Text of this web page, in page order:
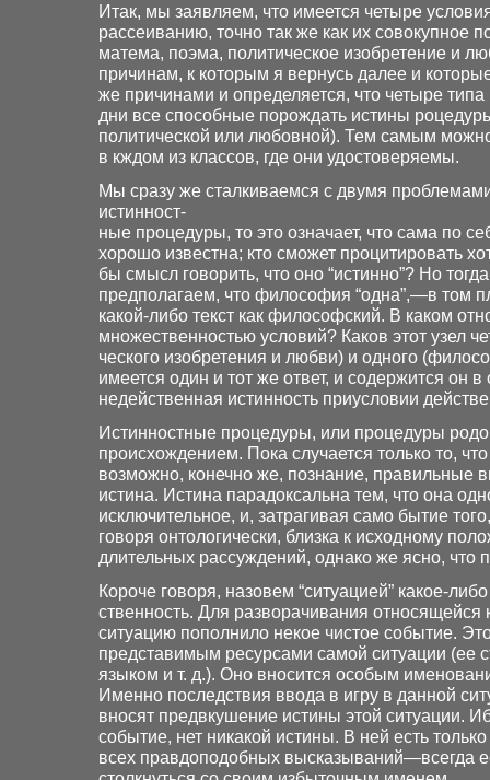
Итак, мы заявляем, что имеется четыре
рассеиванию, точно так же как их совокупное
матема, поэма, политическое изобретение
причинам, к которым я вернусь далее и
же причинами и определяется, что четыре
дни все способные порождать истины
политической или любовной). Тем самым
в кждом из классов, где они удостоверяемы.
Мы сразу же сталкиваемся с двумя
истинност-
ные процедуры, то это означает, что сама по
хорошо известна; кто сможет процитировать
бы смысл говорить, что оно “истинно”? Но
предполагаем, что философия “одна”,—в том
какой-либо текст как философский. В каком
множественностью условий? Каков этот
ческого изобретения и любви) и одного
имеется один и тот же ответ, и содержится он
недейственная истинность приусловии
Истинностные процедуры, или процедуры
происхождением. Пока случается только то,
возможно, конечно же, познание, правильные
истина. Истина парадоксальна тем, что она
исключительное, и, затрагивая само бытие
говоря онтологически, близка к исходному
длительных рассуждений, однако же ясно,
Короче говоря, назовем “ситуацией” какое-
ственность. Для разворачивания
ситуацию пополнило некое чистое событие.
представимым ресурсами самой ситуации (ее
языком и т. д.). Оно вносится особым
Именно последствия ввода в игру в данной
вносят предвкушение истины этой ситуации.
событие, нет никакой истины. В ней есть
всех правдоподобных высказываний—всегда